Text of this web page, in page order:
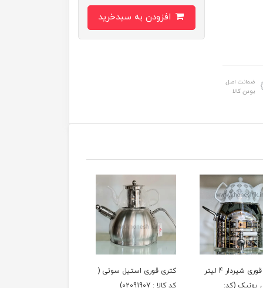
ضمانت اصل
بودن کالا
کتری قوری شیردار 4 لیتر
یونیک (کد:
کتری قوری استیل سوتی (
کد کالا : 02091907)